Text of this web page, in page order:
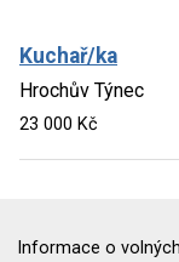
Kuchař/ka
Hrochův Týnec
23 000 Kč
Informace o